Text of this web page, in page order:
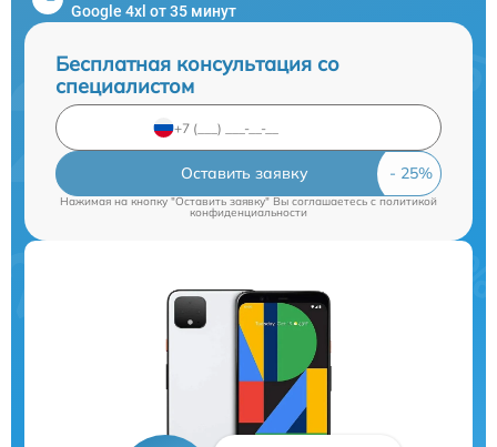
Google 4xl от 35 минут
Бесплатная консультация со
специалистом
Оставить заявку
Нажимая на кнопку "Оставить заявку" Вы соглашаетесь c политикой
конфиденциальности